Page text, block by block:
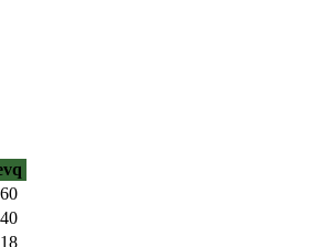
60
40
18